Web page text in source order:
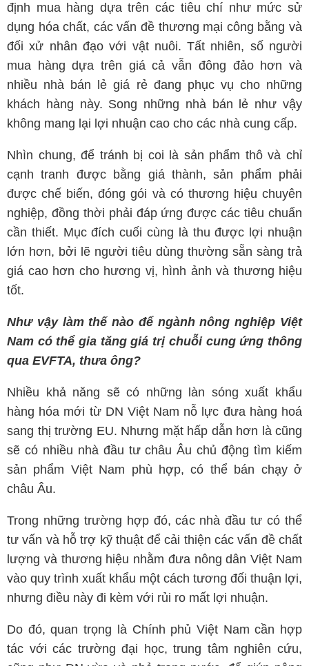
định mua hàng dựa trên các tiêu chí như mức sử
dụng hóa chất, các vấn đề thương mại công bằng và
đối xử nhân đạo với vật nuôi. Tất nhiên, số người
mua hàng dựa trên giá cả vẫn đông đảo hơn và
nhiều nhà bán lẻ giá rẻ đang phục vụ cho những
khách hàng này. Song những nhà bán lẻ như vậy
không mang lại lợi nhuận cao cho các nhà cung cấp.
Nhìn chung, để tránh bị coi là sản phẩm thô và chỉ
cạnh tranh được bằng giá thành, sản phẩm phải
được chế biến, đóng gói và có thương hiệu chuyên
nghiệp, đồng thời phải đáp ứng được các tiêu chuẩn
cần thiết. Mục đích cuối cùng là thu được lợi nhuận
lớn hơn, bởi lẽ người tiêu dùng thường sẵn sàng trả
giá cao hơn cho hương vị, hình ảnh và thương hiệu
tốt.
Như vậy làm thế nào để ngành nông nghiệp Việt
Nam có thể gia tăng giá trị chuỗi cung ứng thông
qua EVFTA, thưa ông?
Nhiều khả năng sẽ có những làn sóng xuất khẩu
hàng hóa mới từ DN Việt Nam nỗ lực đưa hàng hoá
sang thị trường EU. Nhưng mặt hấp dẫn hơn là cũng
sẽ có nhiều nhà đầu tư châu Âu chủ động tìm kiếm
sản phẩm Việt Nam phù hợp, có thể bán chạy ở
châu Âu.
Trong những trường hợp đó, các nhà đầu tư có thể
tư vấn và hỗ trợ kỹ thuật để cải thiện các vấn đề chất
lượng và thương hiệu nhằm đưa nông dân Việt Nam
vào quy trình xuất khẩu một cách tương đối thuận lợi,
nhưng điều này đi kèm với rủi ro mất lợi nhuận.
Do đó, quan trọng là Chính phủ Việt Nam cần hợp
tác với các trường đại học, trung tâm nghiên cứu,